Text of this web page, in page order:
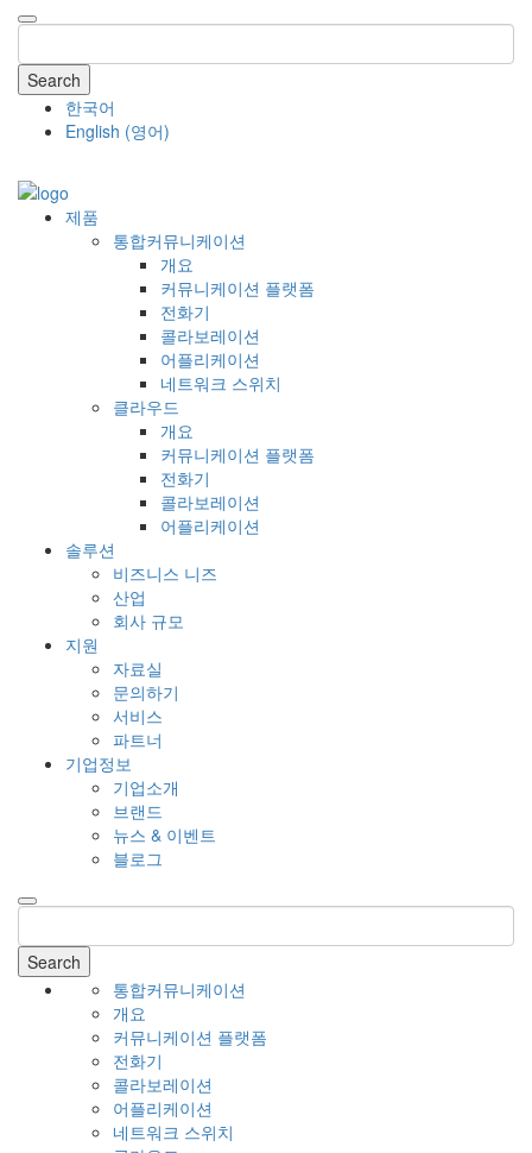
Search
한국어
English (영어)
제품
통합커뮤니케이션
개요
커뮤니케이션 플랫폼
전화기
콜라보레이션
어플리케이션
네트워크 스위치
클라우드
개요
커뮤니케이션 플랫폼
전화기
콜라보레이션
어플리케이션
솔루션
비즈니스 니즈
산업
회사 규모
지원
자료실
문의하기
서비스
파트너
기업정보
기업소개
브랜드
뉴스 & 이벤트
블로그
Search
통합커뮤니케이션
개요
커뮤니케이션 플랫폼
전화기
콜라보레이션
어플리케이션
네트워크 스위치